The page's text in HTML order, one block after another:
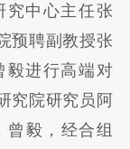
究中心主任张
预聘副教授张
毅进行高端对
究院研究员阿
曾毅，经合组